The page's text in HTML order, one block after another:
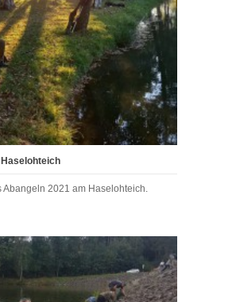
Abangeln 2021 am Haselohteich.